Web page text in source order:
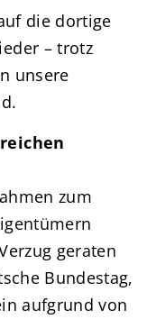
die dortige
– trotz
unsere
zum
geraten
Bundestag,
aufgrund von